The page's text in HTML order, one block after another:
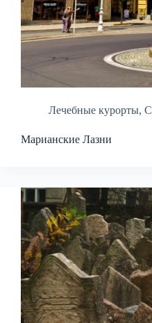
Лечебные курорты,
Марианские Лазни